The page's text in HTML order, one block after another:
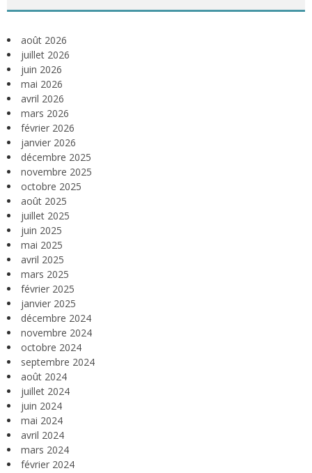
août 2026
juillet 2026
juin 2026
mai 2026
avril 2026
mars 2026
février 2026
janvier 2026
décembre 2025
novembre 2025
octobre 2025
août 2025
juillet 2025
juin 2025
mai 2025
avril 2025
mars 2025
février 2025
janvier 2025
décembre 2024
novembre 2024
octobre 2024
septembre 2024
août 2024
juillet 2024
juin 2024
mai 2024
avril 2024
mars 2024
février 2024